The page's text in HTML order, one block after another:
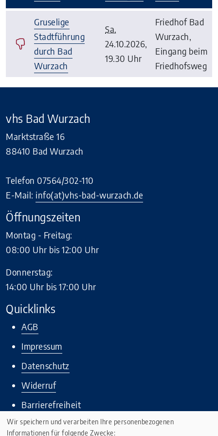
Gruselige
Stadtführung
durch Bad
Wurzach
Sa.
24.10.2026,
19.30 Uhr
Friedhof Bad
Wurzach,
Eingang beim
Friedhofsweg
vhs Bad Wurzach
Marktstraße 16
88410 Bad Wurzach
Telefon 07564/302-110
E-Mail: info(at)vhs-bad-wurzach.de
Öffnungszeiten
Montag - Freitag:
08:00 Uhr bis 12:00 Uhr
Donnerstag:
14:00 Uhr bis 17:00 Uhr
Quicklinks
AGB
Impressum
Datenschutz
Widerruf
Barrierefreiheit
Wir speichern und verarbeiten Ihre personenbezogenen
Informationen für folgende Zwecke: